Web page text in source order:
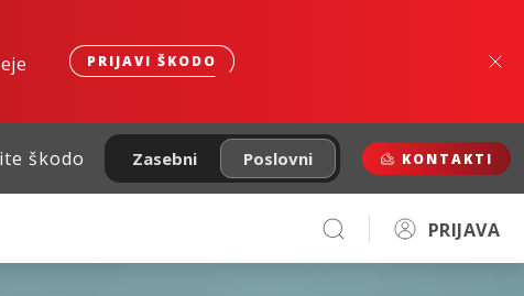
PRIJAVI ŠKODO
škodo Zasebni Poslovni KONTAKTI
PRIJAVA